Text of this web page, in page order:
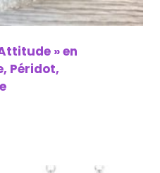
» en
Péridot,